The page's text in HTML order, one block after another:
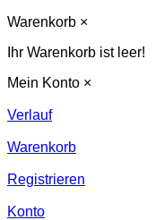
Warenkorb ×
Ihr Warenkorb ist leer!
Mein Konto ×
Verlauf
Warenkorb
Registrieren
Konto